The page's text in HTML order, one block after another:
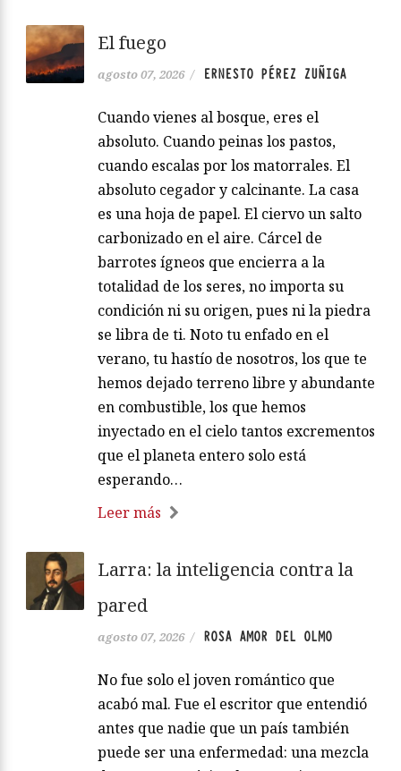
El fuego
agosto 07, 2026 / ERNESTO PÉREZ ZUÑIGA
Cuando vienes al bosque, eres el
absoluto. Cuando peinas los pastos,
cuando escalas por los matorrales. El
absoluto cegador y calcinante. La casa
es una hoja de papel. El ciervo un salto
carbonizado en el aire. Cárcel de
barrotes ígneos que encierra a la
totalidad de los seres, no importa su
condición ni su origen, pues ni la piedra
se libra de ti. Noto tu enfado en el
verano, tu hastío de nosotros, los que te
hemos dejado terreno libre y abundante
en combustible, los que hemos
inyectado en el cielo tantos excrementos
que el planeta entero solo está
esperando…
Leer más
Larra: la inteligencia contra la
pared
agosto 07, 2026 / ROSA AMOR DEL OLMO
No fue solo el joven romántico que
acabó mal. Fue el escritor que entendió
antes que nadie que un país también
puede ser una enfermedad: una mezcla